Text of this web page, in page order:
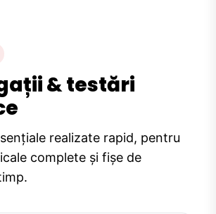
& testări
realizate rapid, pentru
complete și fișe de